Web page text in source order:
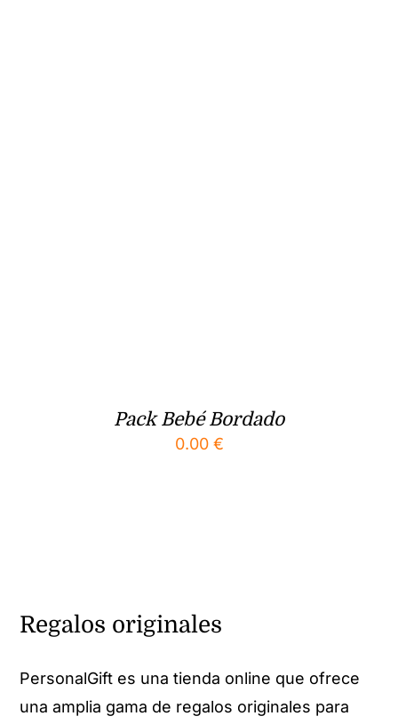
Pack Bebé Bordado
0.00 €
Regalos originales
PersonalGift es una tienda online que ofrece
una amplia gama de regalos originales para